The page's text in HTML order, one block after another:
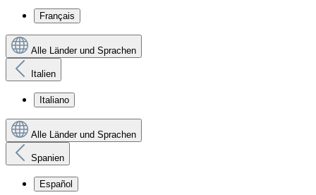
Français
Alle Länder und Sprachen
Italien
Italiano
Alle Länder und Sprachen
Spanien
Español